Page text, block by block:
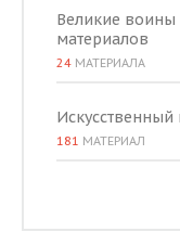
Великие воины
материалов
24 МАТЕРИАЛА
Искусственный
181 МАТЕРИАЛ